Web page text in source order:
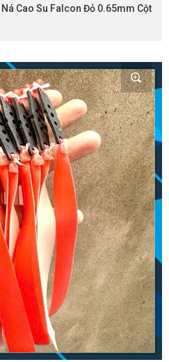
Ná Cao Su Falcon Đỏ 0.65mm Cột